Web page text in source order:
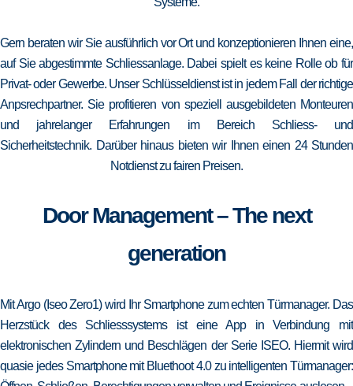
Gern beraten wir Sie ausführlich vor Ort und konzeptionieren Ihnen eine,
auf Sie abgestimmte Schliessanlage. Dabei spielt es keine Rolle ob für
Privat- oder Gewerbe. Unser Schlüsseldienst ist in jedem Fall der richtige
Anpsrechpartner. Sie profitieren von speziell ausgebildeten Monteuren
und jahrelanger Erfahrungen im Bereich Schliess- und
Sicherheitstechnik. Darüber hinaus bieten wir Ihnen einen 24 Stunden
Notdienst zu fairen Preisen.
Door Management – The next
generation
Mit Argo (Iseo Zero1) wird Ihr Smartphone zum echten Türmanager. Das
Herzstück des Schliesssystems ist eine App in Verbindung mit
elektronischen Zylindern und Beschlägen der Serie ISEO. Hiermit wird
quasie jedes Smartphone mit Bluethoot 4.0 zu intelligenten Türmanager: